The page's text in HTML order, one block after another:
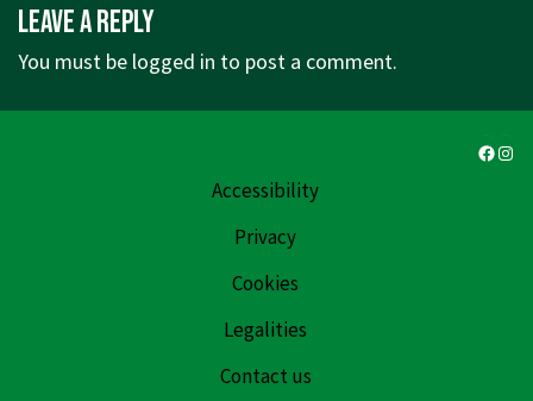
is
Leave a Reply
You must be logged in to post a comment.
Accessibility
Privacy
Cookies
Legalities
Contact us